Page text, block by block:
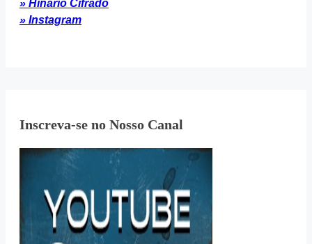
» Hinário Cifrado
» Instagram
Inscreva-se no Nosso Canal